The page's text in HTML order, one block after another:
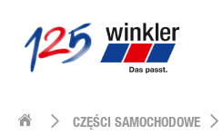
CZĘŚCI SAMOCHODOWE